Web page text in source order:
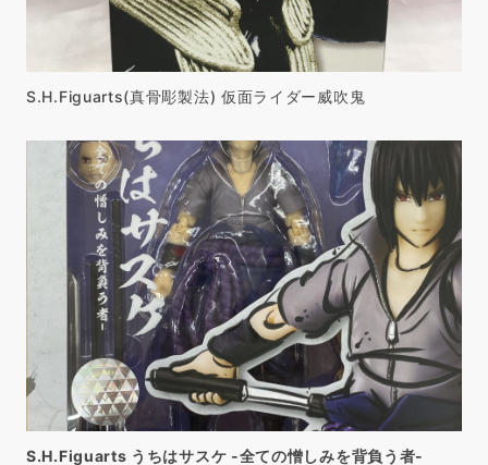
S.H.Figuarts(真骨彫製法) 仮面ライダー威吹鬼
S.H.Figuarts うちはサスケ -全ての憎しみを背負う者-